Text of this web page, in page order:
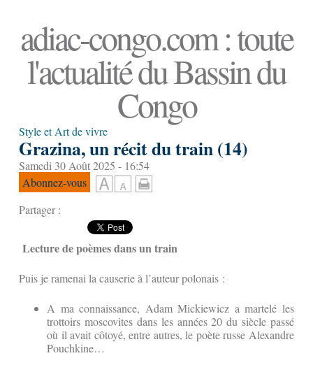
adiac-congo.com : toute
l'actualité du Bassin du
Congo
Style et Art de vivre
Grazina, un récit du train (14)
Samedi 30 Août 2025 - 16:54
Abonnez-vous
Partager :
Lecture de poèmes dans un train
Puis je ramenai la causerie à l’auteur polonais :
A ma connaissance, Adam Mickiewicz a martelé les
trottoirs moscovites dans les années 20 du siècle passé
où il avait côtoyé, entre autres, le poète russe Alexandre
Pouchkine…